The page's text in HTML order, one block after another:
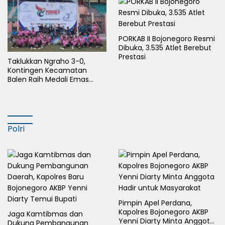
Taklukkan Ngraho 3-0,
Kontingen Kecamatan
Balen Raih Medali Emas
PORKAB II Bojonegoro Resmi
Dibuka, 3.535 Atlet Berebut
Prestasi
Polri
Jaga Kamtibmas dan
Dukung Pembangunan
Pimpin Apel Perdana,
Kapolres Bojonegoro AKBP
Yenni Diarty Minta Anggota